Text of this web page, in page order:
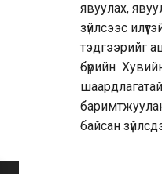
явуулах,
зүйлсээс
тэдгээрийг
бүрийн
байсан